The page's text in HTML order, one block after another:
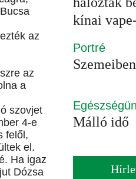
az
az
a
szovjet
4-e
felől,
el.
Ha igaz
Dózsa
kínai
Portré
Málló idő